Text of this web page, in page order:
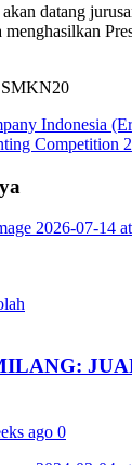
datang
menghasilkan
SMKN20
Indonesia
Competition
ago 0